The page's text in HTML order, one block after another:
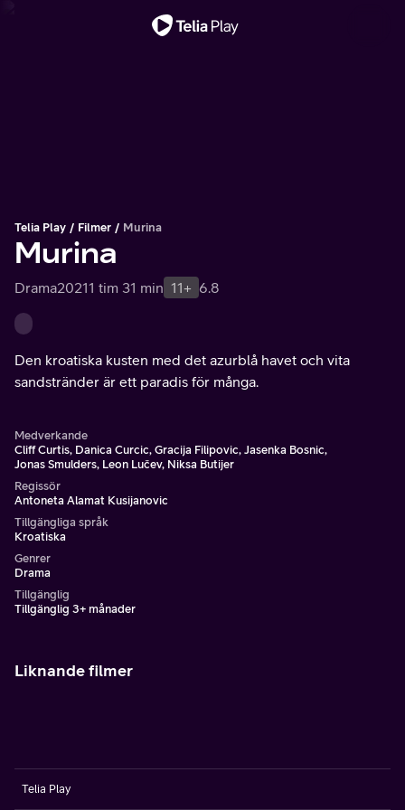
Telia Play Filmer Murina
Murina
Drama20211 tim 31 min 11+ 6.8
Den kroatiska kusten med det azurblå havet och vita
sandstränder är ett paradis för många.
Medverkande
Cliff Curtis, Danica Curcic, Gracija Filipovic, Jasenka Bosnic,
Jonas Smulders, Leon Lučev, Niksa Butijer
Regissör
Antoneta Alamat Kusijanovic
Tillgängliga språk
Kroatiska
Genrer
Drama
Tillgänglig
Tillgänglig 3+ månader
Liknande filmer
Telia Play